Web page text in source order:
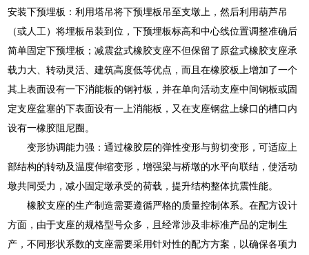
安装下预埋板：利用塔吊将下预埋板吊至支墩上，然后利用葫芦吊
（或人工）将埋板吊装到位，下预埋板标高和中心线位置调整准确后
简单固定下预埋板；减震盆式橡胶支座不但保留了原盆式橡胶支座承
载力大、转动灵活、建筑高度低等优点，而且在橡胶板上增加了一个
其上表面设有一下消能板的钢衬板，并在单向活动支座中间钢板或固
定支座盆塞的下表面设有一上消能板，又在支座钢盆上缘口的槽口内
设有一橡胶阻尼圈。
变形协调能力强：通过橡胶层的弹性变形与剪切变形，可适应上
部结构的转动及温度伸缩变形，增强梁与桥墩的水平向联结，使活动
墩共同受力，减小固定墩承受的荷载，提升结构整体抗震性能。
橡胶支座的生产制造需要遵循严格的质量控制体系。在配方设计
方面，由于支座的规格型号众多，且经常涉及非标准产品的定制生
产，不同形状系数的支座需要采用针对性的配方方案，以确保各项力